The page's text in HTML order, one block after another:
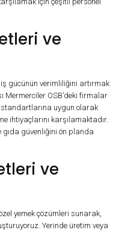
ve
gücünün verimliliğini artırmak
Mermerciler OSB’deki firmalar
uygun olarak
ihtiyaçlarını karşılamaktadır.
gıda güvenliğini ön planda
ve
yemek çözümleri sunarak,
Yerinde üretim veya